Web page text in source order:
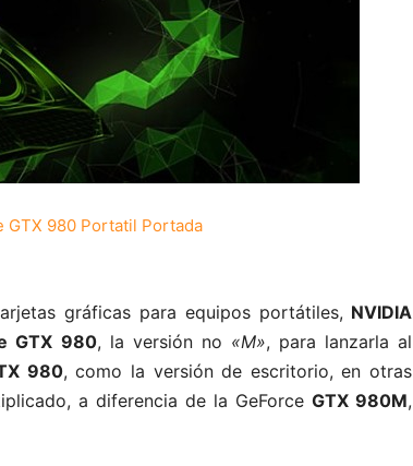
gráficas para equipos portátiles, NVIDIA
GTX 980, la versión no «M», para lanzarla al
980, como la versión de escritorio, en otras
a diferencia de la GeForce GTX 980M,